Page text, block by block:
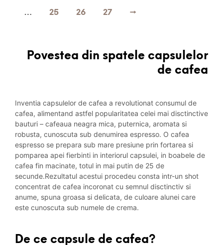
… 25 26 27 →
Povestea din spatele capsulelor
de cafea
Inventia capsulelor de cafea a revolutionat consumul de
cafea, alimentand astfel popularitatea celei mai disctinctive
bauturi – cafeaua neagra mica, puternica, aromata si
robusta, cunoscuta sub denumirea espresso. O cafea
espresso se prepara sub mare presiune prin fortarea si
pomparea apei fierbinti in interiorul capsulei, in boabele de
cafea fin macinate, totul in mai putin de 25 de
secunde.Rezultatul acestui procedeu consta intr-un shot
concentrat de cafea incoronat cu semnul disctinctiv si
anume, spuna groasa si delicata, de culoare alunei care
este cunoscuta sub numele de crema.
De ce capsule de cafea?